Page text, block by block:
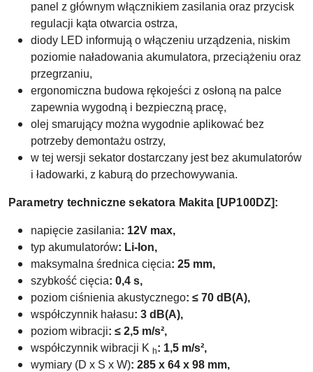
panel z głównym włącznikiem zasilania oraz przycisk
regulacji kąta otwarcia ostrza,
diody LED informują o włączeniu urządzenia, niskim
poziomie naładowania akumulatora, przeciążeniu oraz
przegrzaniu,
ergonomiczna budowa rękojeści z osłoną na palce
zapewnia wygodną i bezpieczną pracę,
olej smarujący można wygodnie aplikować bez
potrzeby demontażu ostrzy,
w tej wersji sekator dostarczany jest bez akumulatorów
i ładowarki, z kaburą do przechowywania.
Parametry techniczne sekatora Makita [UP100DZ]:
napięcie zasilania: 12V max,
typ akumulatorów: Li-Ion,
maksymalna średnica cięcia: 25 mm,
szybkość cięcia: 0,4 s,
poziom ciśnienia akustycznego: ≤ 70 dB(A),
współczynnik hałasu: 3 dB(A),
poziom wibracji: ≤ 2,5 m/s²,
współczynnik wibracji K h: 1,5 m/s²,
wymiary (D x S x W): 285 x 64 x 98 mm,